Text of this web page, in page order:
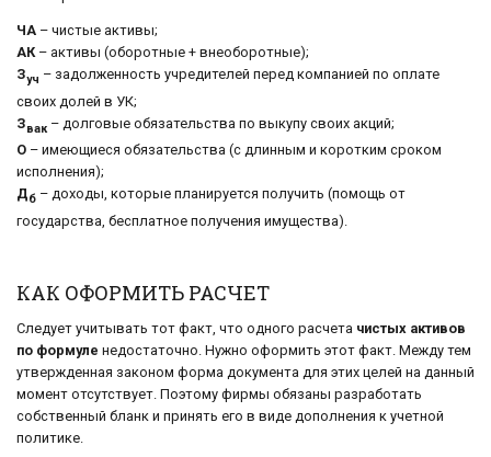
ЧА – чистые активы;
АК– активы (оборотные + внеоборотные);
Зуч – задолженность учредителей перед компанией по оплате
своих долей в УК;
Звак – долговые обязательства по выкупу своих акций;
О – имеющиеся обязательства (с длинным и коротким сроком
исполнения);
Дб – доходы, которые планируется получить (помощь от
государства, бесплатное получения имущества).
КАК ОФОРМИТЬ РАСЧЕТ
Следует учитывать тот факт, что одного расчета чистых активов
по формуле недостаточно. Нужно оформить этот факт. Между тем
утвержденная законом форма документа для этих целей на данный
момент отсутствует. Поэтому фирмы обязаны разработать
собственный бланк и принять его в виде дополнения к учетной
политике.